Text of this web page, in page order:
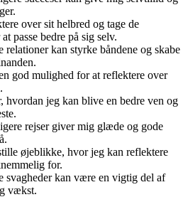
over sit helbred og tage de
passe bedre på sig selv.
relationer kan styrke båndene og skabe
god mulighed for at reflektere over
hvordan jeg kan blive en bedre ven og
rejser giver mig glæde og gode
øjeblikke, hvor jeg kan reflektere
for.
svagheder kan være en vigtig del af
vækst.